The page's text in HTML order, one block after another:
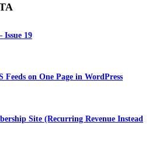
Issue 19
on One Page in WordPress
Site (Recurring Revenue Instead